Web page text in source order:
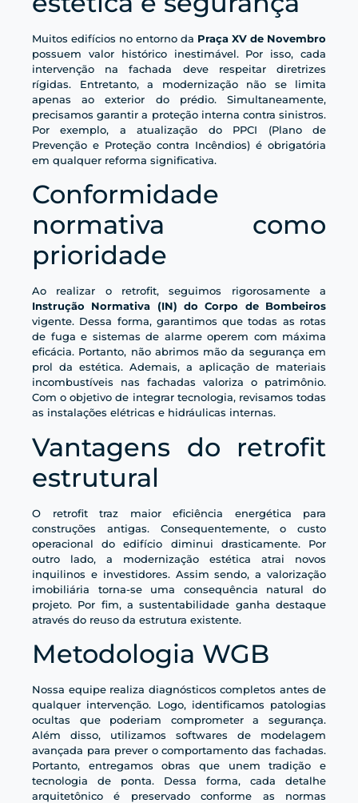
Muitos edifícios no entorno da Praça XV de Novembro
possuem valor histórico inestimável. Por isso, cada
intervenção na fachada deve respeitar diretrizes
rígidas. Entretanto, a modernização não se limita
apenas ao exterior do prédio. Simultaneamente,
precisamos garantir a proteção interna contra sinistros.
Por exemplo, a atualização do PPCI (Plano de
Prevenção e Proteção contra Incêndios) é obrigatória
em qualquer reforma significativa.
Conformidade
normativa como
prioridade
Ao realizar o retrofit, seguimos rigorosamente a
Instrução Normativa (IN) do Corpo de Bombeiros
vigente. Dessa forma, garantimos que todas as rotas
de fuga e sistemas de alarme operem com máxima
eficácia. Portanto, não abrimos mão da segurança em
prol da estética. Ademais, a aplicação de materiais
incombustíveis nas fachadas valoriza o patrimônio.
Com o objetivo de integrar tecnologia, revisamos todas
as instalações elétricas e hidráulicas internas.
Vantagens do retrofit
estrutural
O retrofit traz maior eficiência energética para
construções antigas. Consequentemente, o custo
operacional do edifício diminui drasticamente. Por
outro lado, a modernização estética atrai novos
inquilinos e investidores. Assim sendo, a valorização
imobiliária torna-se uma consequência natural do
projeto. Por fim, a sustentabilidade ganha destaque
através do reuso da estrutura existente.
Metodologia WGB
Nossa equipe realiza diagnósticos completos antes de
qualquer intervenção. Logo, identificamos patologias
ocultas que poderiam comprometer a segurança.
Além disso, utilizamos softwares de modelagem
avançada para prever o comportamento das fachadas.
Portanto, entregamos obras que unem tradição e
tecnologia de ponta. Dessa forma, cada detalhe
arquitetônico é preservado conforme as normas